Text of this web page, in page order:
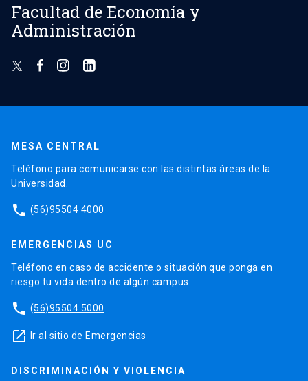
Facultad de Economía y
Administración
MESA CENTRAL
Teléfono para comunicarse con las distintas áreas de la
Universidad.
phone (56)95504 4000
EMERGENCIAS UC
Teléfono en caso de accidente o situación que ponga en
riesgo tu vida dentro de algún campus.
phone (56)95504 5000
launch Ir al sitio de Emergencias
DISCRIMINACIÓN Y VIOLENCIA